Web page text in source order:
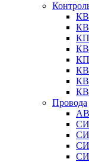
Провода